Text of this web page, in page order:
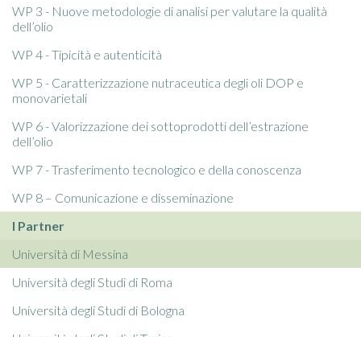
WP 3 - Nuove metodologie di analisi per valutare la qualità
dell’olio
WP 4 - Tipicità e autenticità
WP 5 - Caratterizzazione nutraceutica degli oli DOP e
monovarietali
WP 6 - Valorizzazione dei sottoprodotti dell’estrazione
dell’olio
WP 7 - Trasferimento tecnologico e della conoscenza
WP 8 – Comunicazione e disseminazione
I Partner
Università di Messina
Università degli Studi di Roma
Università degli Studi di Bologna